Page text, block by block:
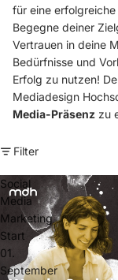
für eine
Begegne deiner
Vertrauen in deine
Bedürfnisse und
Erfolg zu nutzen!
Mediadesign
Media-Präsenz zu
Filter
Social
Media
Marketing
Start
01.
September